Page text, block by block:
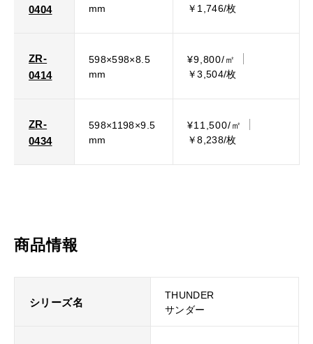
0404
mm
￥1,746/枚
ZR-
0414
598×598×8.5
mm
¥9,800/㎡
￥3,504/枚
ZR-
0434
598×1198×9.5
mm
¥11,500/㎡
￥8,238/枚
商品情報
シリーズ名
THUNDER
サンダー